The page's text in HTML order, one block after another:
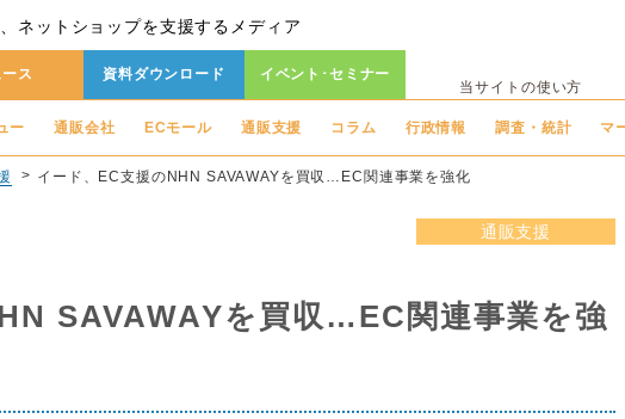
ネットショップを支援するメディア
ス 資料ダウンロード イベント･セミナー
当サイトの使い方
ー 通販会社 ECモール 通販支援 コラム 行政情報 調査・統計 マ
イード、EC支援のNHN SAVAWAYを買収…EC関連事業を強化
通販支援
SAVAWAYを買収…EC関連事業を強